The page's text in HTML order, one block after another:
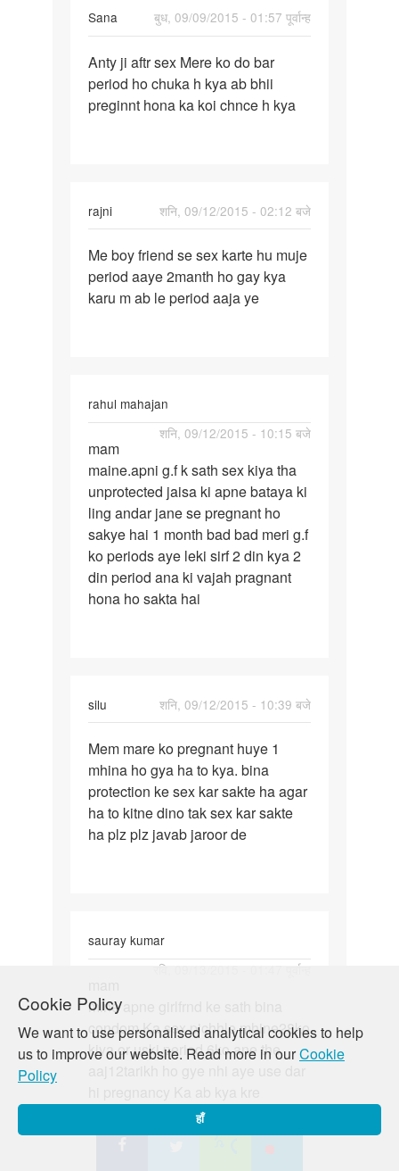
Cookie Policy
We want to use personalised analytical cookies to help
us to improve our website. Read more in ourCookie
Policy
हाँ
Sana
बुध, 09/09/2015 - 01:57 पूर्वान्ह
Anty
ji
aftr
Anty ji aftr sex Mere ko do bar
period ho chuka h kya ab bhii
preginnt hona ka koi chnce h kya
rajni
शनि, 09/12/2015 - 02:12 बजे
Me
boy
friend
Me boy friend se sex karte hu muje
period aaye 2manth ho gay kya
karu m ab le period aaja ye
rahul mahajan
शनि, 09/12/2015 - 10:15 बजे
mam
maine.apni
g.f
k
sath
sex
mam
maine.apni g.f k sath sex kiya tha
unprotected jaisa ki apne bataya ki
ling andar jane se pregnant ho
sakye hai 1 month bad bad meri g.f
ko periods aye leki sirf 2 din kya 2
din period ana ki vajah pragnant
hona ho sakta hai
silu
शनि, 09/12/2015 - 10:39 बजे
Mem
mare
ko
pregnant
huye
Mem mare ko pregnant huye 1
mhina ho gya ha to kya. bina
protection ke sex kar sakte ha agar
ha to kitne dino tak sex kar sakte
ha plz plz javab jaroor de
sauray kumar
रवि, 09/13/2015 - 01:47 पूर्वान्ह
mine
mine apne girlfrnd ke sath bina
condom Ka sex pichhle mhine28ko
kiya or uski period 6ko ane the